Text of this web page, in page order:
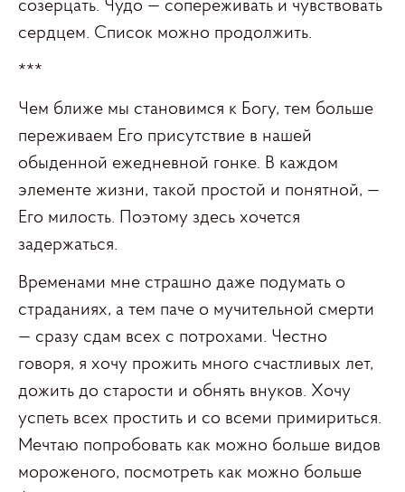
созерцать. Чудо — сопереживать и чувствовать
сердцем. Список можно продолжить.
***
Чем ближе мы становимся к Богу, тем больше
переживаем Его присутствие в нашей
обыденной ежедневной гонке. В каждом
элементе жизни, такой простой и понятной, —
Его милость. Поэтому здесь хочется
задержаться.
Временами мне страшно даже подумать о
страданиях, а тем паче о мучительной смерти
— сразу сдам всех с потрохами. Честно
говоря, я хочу прожить много счастливых лет,
дожить до старости и обнять внуков. Хочу
успеть всех простить и со всеми примириться.
Мечтаю попробовать как можно больше видов
мороженого, посмотреть как можно больше